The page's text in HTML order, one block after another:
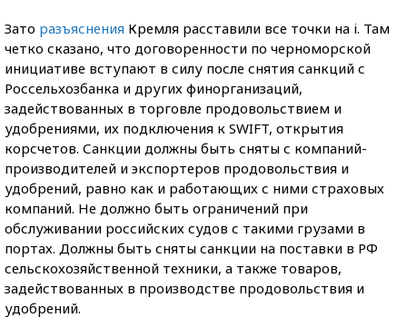
Зато разъяснения Кремля расставили все точки на i. Там
четко сказано, что договоренности по черноморской
инициативе вступают в силу после снятия санкций с
Россельхозбанка и других финорганизаций,
задействованных в торговле продовольствием и
удобрениями, их подключения к SWIFT, открытия
корсчетов. Санкции должны быть сняты с компаний-
производителей и экспортеров продовольствия и
удобрений, равно как и работающих с ними страховых
компаний. Не должно быть ограничений при
обслуживании российских судов с такими грузами в
портах. Должны быть сняты санкции на поставки в РФ
сельскохозяйственной техники, а также товаров,
задействованных в производстве продовольствия и
удобрений.